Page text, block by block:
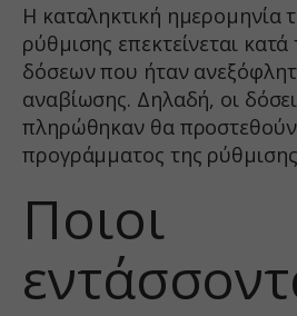
Η καταληκτική ημερομηνία
ρύθμισης επεκτείνεται
δόσεων που ήταν
αναβίωσης. Δηλαδή, οι
πληρώθηκαν θα προστεθούν
προγράμματος της
Ποιοι